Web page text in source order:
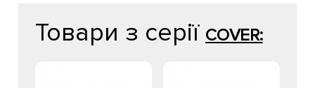
Товари з серії COVER: